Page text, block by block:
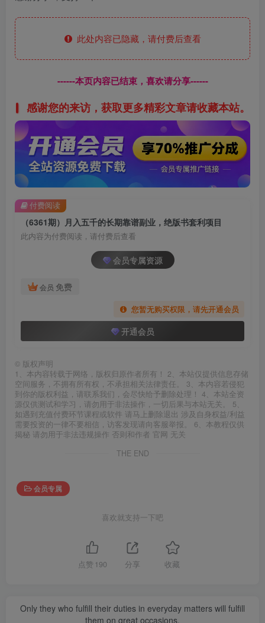
此处内容已隐藏，请付费后查看
------本页内容已结束，喜欢请分享------
感谢您的来访，获取更多精彩文章请收藏本站。
（6361期）月入五千的长期靠谱副业，绝版书套利项目
此内容为付费阅读，请付费后查看
会员专属资源
会员 免费
您暂无购买权限，请先开通会员
开通会员
付费阅读
© 版权声明
1、本内容转载于网络，版权归原作者所有！ 2、本站仅提供信息存储
空间服务，不拥有所有权，不承担相关法律责任。 3、本内容若侵犯
到你的版权利益，请联系我们，会尽快给予删除处理！ 4、本站全资
源仅供测试和学习，请勿用于非法操作，一切后果与本站无关。 5、
如遇到充值付费环节课程或软件 请马上删除退出 涉及自身权益/利益
需要投资的一律不要相信，访客发现请向客服举报。 6、本教程仅供
揭秘 请勿用于非法违规操作 否则和作者 官网 无关
THE END
会员专属
喜欢就支持一下吧
点赞 190 分享 收藏
Only they who fulfill their duties in everyday matters will fulfill
them on great occasions.